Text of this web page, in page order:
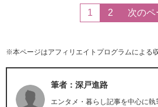
1 2 次のペ
※本ページはアフィリエイトプログラムによる
筆者：深戸進路
エンタメ・暮らし記事を中心に